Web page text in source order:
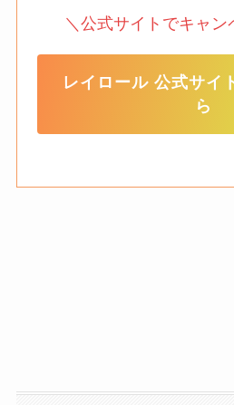
＼公式サイトでキャン
レイロール 公式サイ
ら